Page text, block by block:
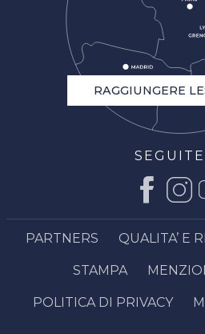
RAGGIUNGERE
PARTNERS QUALITA’ E
STAMPA
POLITICA DI PRIVACY